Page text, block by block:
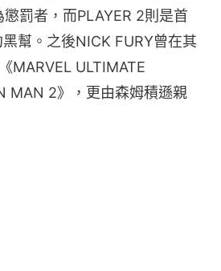
罰者，而PLAYER 2則是首
幫。之後NICK FURY曾在其
MARVEL ULTIMATE
MAN 2》，更由森姆積遜親